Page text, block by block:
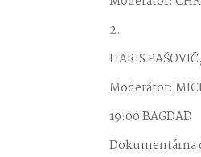
2.
HARIS
Moderátor:
19:00 BAGDAD
Dokumentárna